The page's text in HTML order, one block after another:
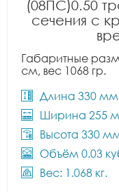
(08ПС)0.50
сечения с
Габаритные
см, вес 1068 гр.
Длина 330
Ширина 255
Высота 330
Объём 0.03
Вес: 1.068 кг.